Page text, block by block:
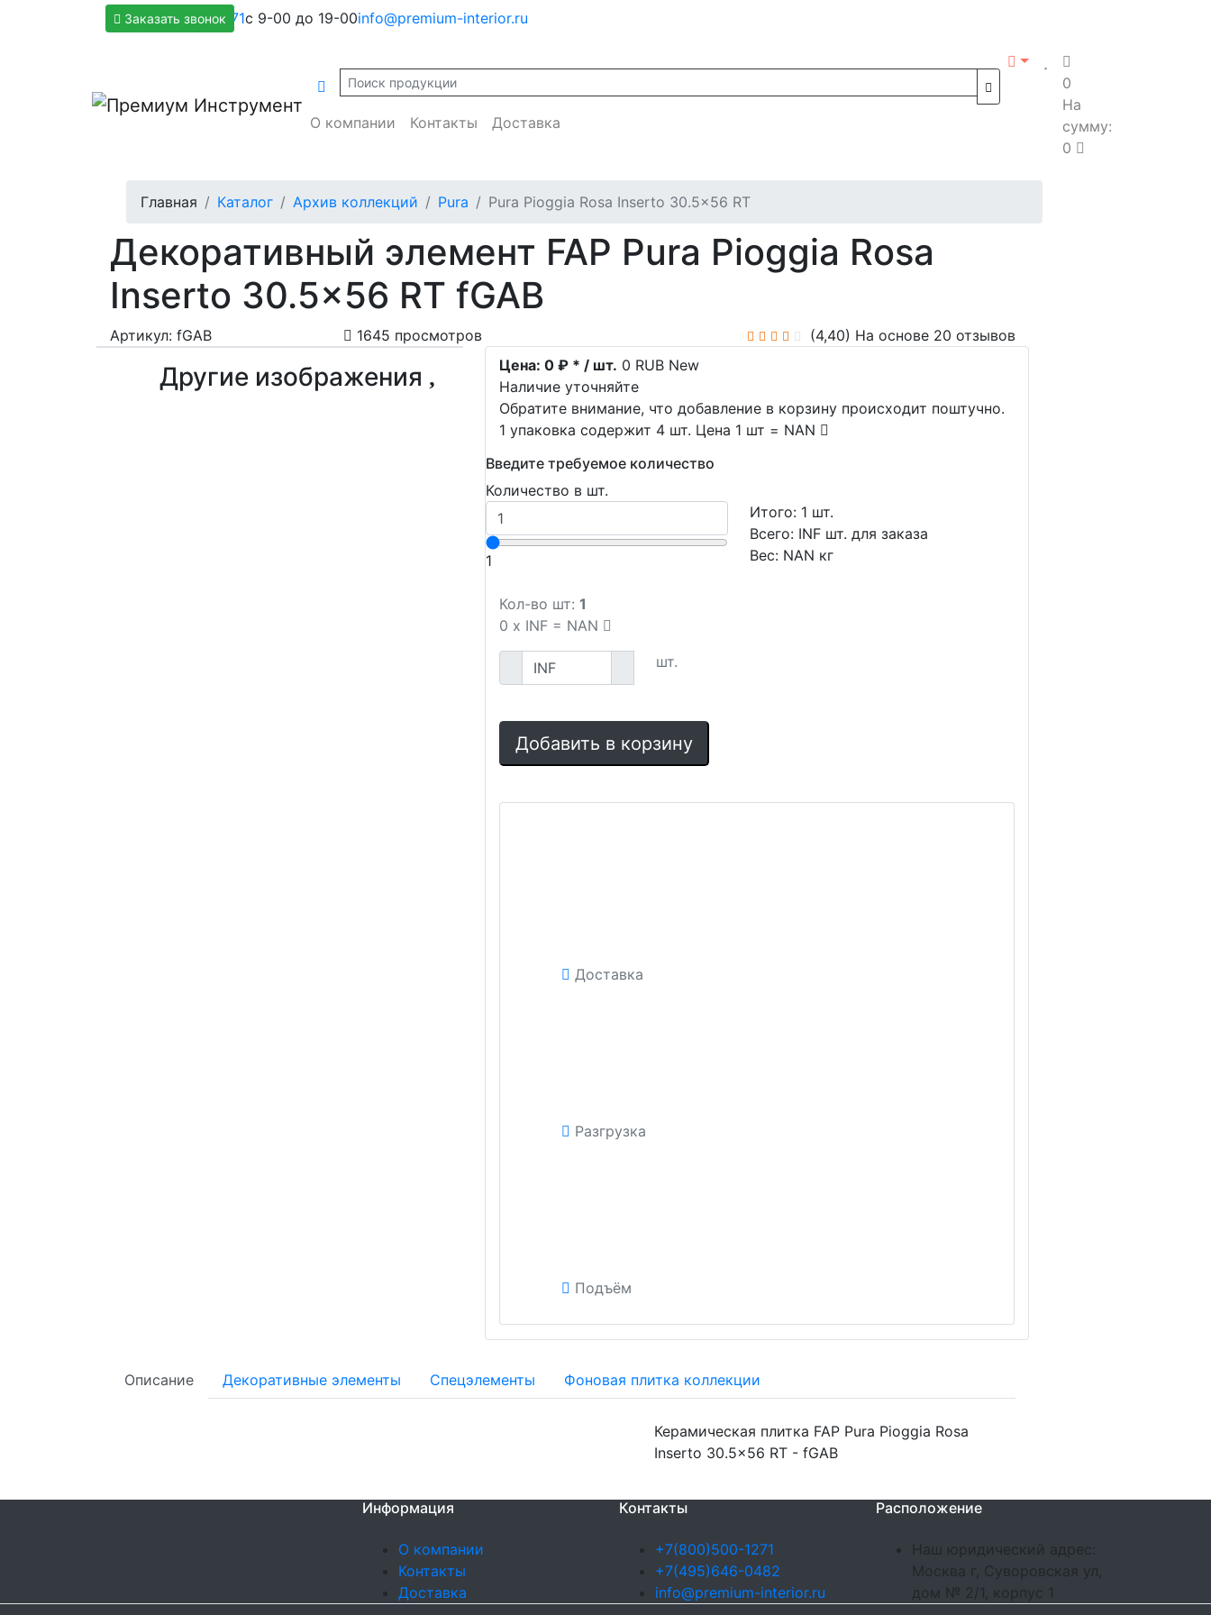
+7(800)500-1271с 9-00 до 19-00info@premium-interior.ru
Заказать звонок
О компании Контакты Доставка
0
На
сумму:
0
Главная Каталог Архив коллекций Pura Pura Pioggia Rosa Inserto 30.5x56 RT
Декоративный элемент FAP Pura Pioggia Rosa
Inserto 30.5x56 RT fGAB
Артикул: fGAB 1645 просмотров (4,40) На основе 20 отзывов
Другие изображения Цена: 0 ₽ * / шт. 0 RUB New
Наличие уточняйте
Обратите внимание, что добавление в корзину происходит поштучно.
1 упаковка содержит 4 шт. Цена 1 шт = NAN
Введите требуемое количество
Количество в шт.
1
Итого: 1 шт.
Всего: INF шт. для заказа
Вес: NAN кг
Кол-во шт: 1
0 x INF = NAN
шт.
Добавить в корзину
Доставка
Разгрузка
Подъём
Описание Декоративные элементы Спецэлементы Фоновая плитка коллекции
Керамическая плитка FAP Pura Pioggia Rosa
Inserto 30.5x56 RT - fGAB
Информация
О компании
Контакты
Доставка
Контакты
+7(800)500-1271
+7(495)646-0482
info@premium-interior.ru
Расположение
Наш юридический адрес:
Москва г, Суворовская ул,
дом № 2/1, корпус 1